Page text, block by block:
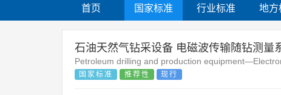
首页 国家标准 行业标准 地方
石油天然气钻采设备 电磁波传输随钻测量
Petroleum drilling and production
国家标准 推荐性 现行